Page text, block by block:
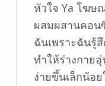
หัวใจ Ya โฆษ
ผสมผสานคอน
ฉันเพราะฉันรู้
ทำให้ร่างกาย
ง่ายขึ้นเล็กน้อ